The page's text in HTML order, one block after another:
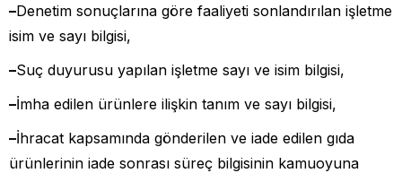
–Denetim sonuçlarına göre faaliyeti sonlandırılan işletme
isim ve sayı bilgisi,
–Suç duyurusu yapılan işletme sayı ve isim bilgisi,
–İmha edilen ürünlere ilişkin tanım ve sayı bilgisi,
–İhracat kapsamında gönderilen ve iade edilen gıda
ürünlerinin iade sonrası süreç bilgisinin kamuoyuna